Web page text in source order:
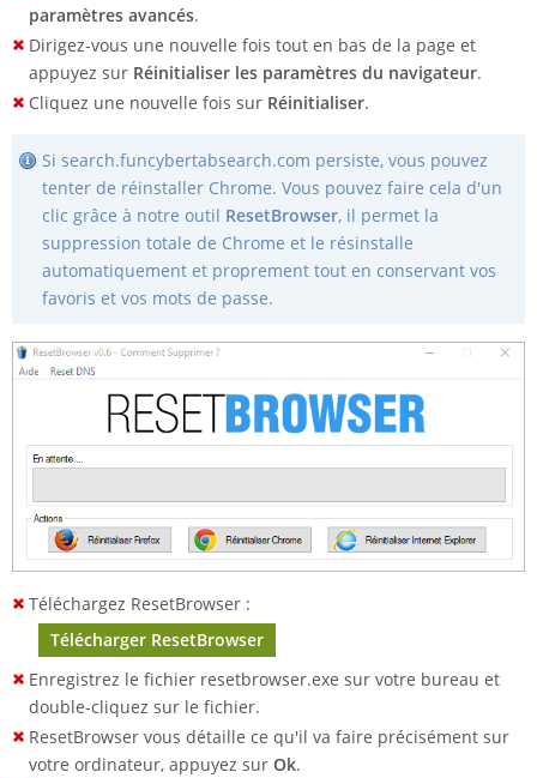
paramètres avancés.
Dirigez-vous une nouvelle fois tout en bas de la page et
appuyez sur Réinitialiser les paramètres du navigateur.
Cliquez une nouvelle fois sur Réinitialiser.
Si search.funcybertabsearch.com persiste, vous pouvez
tenter de réinstaller Chrome. Vous pouvez faire cela d'un
clic grâce à notre outil ResetBrowser, il permet la
suppression totale de Chrome et le résinstalle
automatiquement et proprement tout en conservant vos
favoris et vos mots de passe.
Téléchargez ResetBrowser :
Télécharger ResetBrowser
Enregistrez le fichier resetbrowser.exe sur votre bureau et
double-cliquez sur le fichier.
ResetBrowser vous détaille ce qu'il va faire précisément sur
votre ordinateur, appuyez sur Ok.